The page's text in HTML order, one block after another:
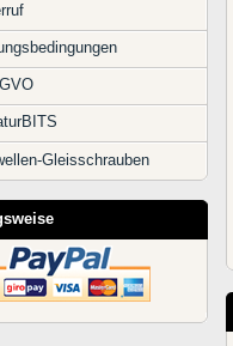
Gleisschrauben